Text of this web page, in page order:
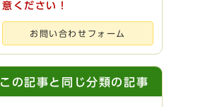
意ください！
お問い合わせフォーム
この記事と同じ分類の記事